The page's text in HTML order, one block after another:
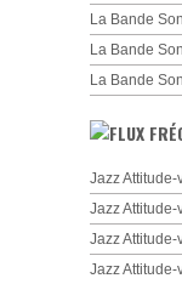
La Bande
La Bande
La Bande
Jazz
Jazz
Jazz
Jazz